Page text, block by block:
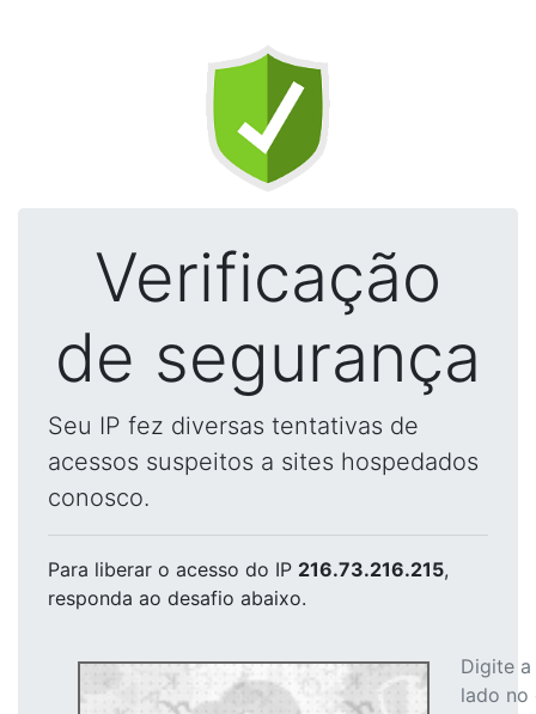
Verificação
de segurança
Seu IP fez diversas tentativas de
acessos suspeitos a sites hospedados
conosco.
Para liberar o acesso do IP 216.73.216.215,
responda ao desafio abaixo.
Digite
lado no